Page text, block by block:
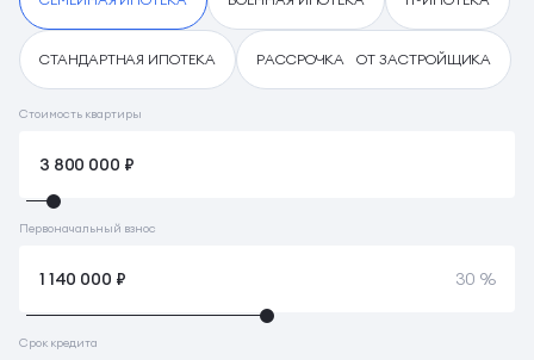
СТАНДАРТНАЯ ИПОТЕКА РАССРОЧКА ОТ ЗАСТРОЙЩИКА
Стоимость квартиры
Первоначальный взнос
30 %
Срок кредита